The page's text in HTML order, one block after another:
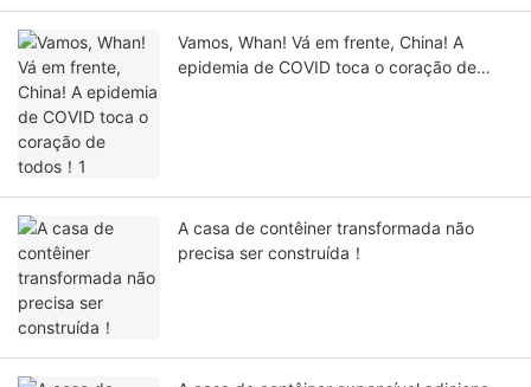
Vamos, Whan! Vá em frente, China! A
epidemia de COVID toca o coração de
A casa de contêiner transformada não
precisa ser construída！